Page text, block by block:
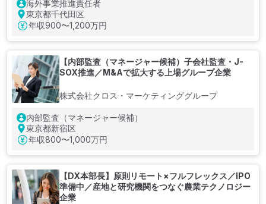
海外事業推進責任者
東京都千代田区
年収900〜1,200万円
【内部監査（マネージャー候補）子会社監査・J-
SOX推進／M&Aで拡大する上場グループ企業
株式会社クロス・マーケティンググループ
内部監査（マネージャー候補）
東京都新宿区
年収800〜1,000万円
【DX本部長】原則リモート×フルフレックス／IPO
準備中／産地と研究機関をつなぐ農業テクノロジー
企業